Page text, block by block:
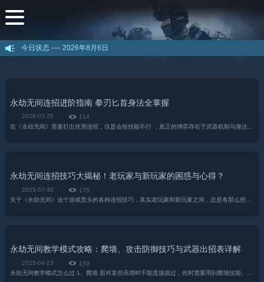
今日状态 ----2026年8月6日
永劫无间连招进阶指南 拳刃匕首身法全掌握
· 2026-03-25
114
永劫无间连招技巧大揭秘！老玩家与新玩家的困惑与心得？
· 2025-07-30
175
永劫无间教学模式攻略：爬墙、攻击防御技巧与武器出招表详解
· 2025-04-23
159